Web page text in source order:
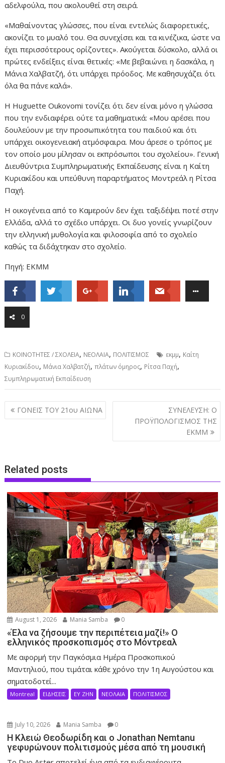
αδελφούλα, που ακολουθεί στη σειρά.
«Μαθαίνοντας γλώσσες, που είναι εντελώς διαφορετικές,
ακονίζει το μυαλό του. Θα συνεχίσει και τα κινέζικα, ώστε να
έχει περισσότερους ορίζοντες». Ακούγεται δύσκολο, αλλά οι
πρώτες ενδείξεις είναι θετικές: «Με βεβαιώνει η δασκάλα, η
Μάνια Χαλβατζή, ότι υπάρχει πρόοδος. Με καθησυχάζει ότι
όλα θα πάνε καλά».
H Huguette Oukovomi τονίζει ότι δεν είναι μόνο η γλώσσα
που την ενδιαφέρει ούτε τα μαθηματικά: «Μου αρέσει που
δουλεύουν με την προσωπικότητα του παιδιού και ότι
υπάρχει οικογενειακή ατμόσφαιρα. Μου άρεσε ο τρόπος με
τον οποίο μου μίλησαν οι εκπρόσωποι του σχολείου». Γενική
Διευθύντρια Συμπληρωματικής Εκπαίδευσης είναι η Καίτη
Κυριακίδου και υπεύθυνη παραρτήματος Μοντρεάλ η Ρίτσα
Παχή.
Η οικογένεια από το Καμερούν δεν έχει ταξιδέψει ποτέ στην
Ελλάδα, αλλά το σχέδιο υπάρχει. Οι δυο γονείς γνωρίζουν
την ελληνική μυθολογία και φιλοσοφία από το σχολείο
καθώς τα διδάχτηκαν στο σχολείο.
Πηγή: ΕΚΜΜ
0
ΚΟΙΝΟΤΗΤΕΣ / ΣΧΟΛΕΙΑ, ΝΕΟΛΑΙΑ, ΠΟΛΙΤΙΣΜΟΣ εκμμ, Καίτη
Κυριακίδου, Μάνια Χαλβατζή,πλάτων όμηρος, Ρίτσα Παχή,
Συμπληρωματική Εκπαίδευση
Post
navigation
ΓΟΝΕΙΣ ΤΟΥ 21ου ΑΙΩΝΑ
ΣΥΝΕΛΕΥΣΗ: Ο
ΠΡΟΫΠΟΛΟΓΙΣΜΟΣ ΤΗΣ
ΕΚΜΜ
Related posts
August 1, 2026 Mania Samba 0
«Έλα να ζήσουμε την περιπέτεια μαζί!» Ο
ελληνικός προσκοπισμός στο Μόντρεαλ
Με αφορμή την Παγκόσμια Ημέρα Προσκοπικού
Μαντηλιού, που τιμάται κάθε χρόνο την 1η Αυγούστου και
σηματοδοτεί...
Montreal ΕΙΔΗΣΕΙΣ ΕΥ ΖΗΝ ΝΕΟΛΑΙΑ ΠΟΛΙΤΙΣΜΟΣ
July 10, 2026 Mania Samba 0
Η Κλειώ Θεοδωρίδη και ο Jonathan Nemtanu
γεφυρώνουν πολιτισμούς μέσα από τη μουσική